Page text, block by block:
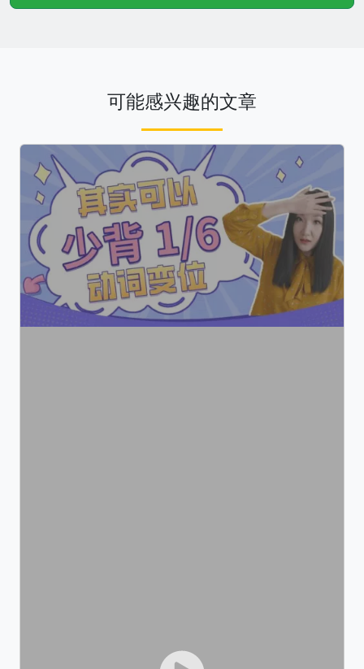
可能感兴趣的文章